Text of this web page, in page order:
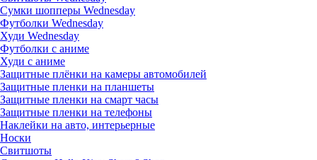
Сумки шопперы Wednesday
Футболки Wednesday
Худи Wednesday
Футболки с аниме
Худи с аниме
Защитные плёнки на камеры автомобилей
Защитные пленки на планшеты
Защитные пленки на смарт часы
Защитные пленки на телефоны
Наклейки на авто, интерьерные
Носки
Свитшоты